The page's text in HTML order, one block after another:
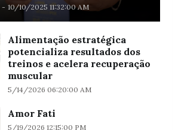
- 10/10/2025 11:32:00 AM
Alimentação estratégica
potencializa resultados dos
treinos e acelera recuperação
muscular
5/14/2026 06:20:00 AM
Amor Fati
5/19/2026 12:15:00 PM